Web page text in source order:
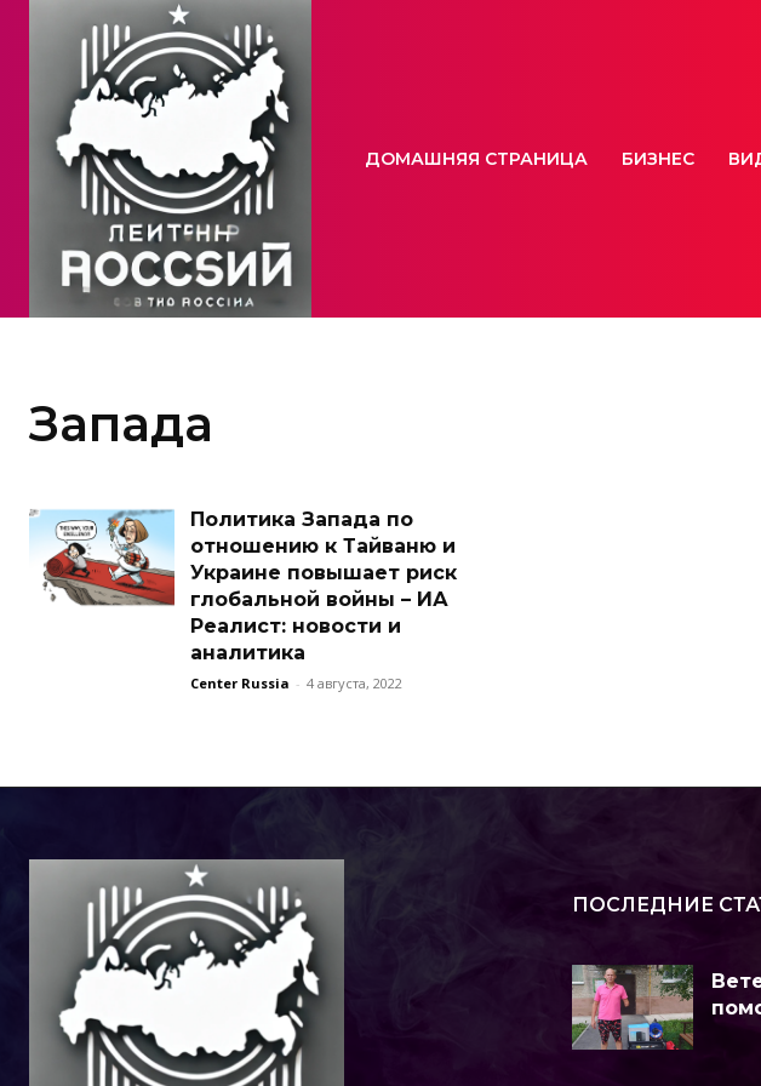
ДОМАШНЯЯ СТРАНИЦА БИЗНЕС
Запада
Политика Запада по
отношению к Тайваню и
Украине повышает риск
глобальной войны – ИА
Реалист: новости и
аналитика
Center Russia - 4 августа, 2022
ПОСЛЕДНИЕ